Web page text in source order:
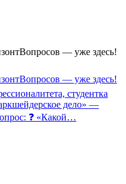
— уже здесь!
— уже здесь!
студентка
дело» —
❓ «Какой…